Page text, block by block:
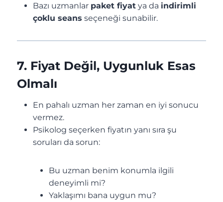
Bazı uzmanlar paket fiyat ya da indirimli
çoklu seans seçeneği sunabilir.
7. Fiyat Değil, Uygunluk Esas
Olmalı
En pahalı uzman her zaman en iyi sonucu
vermez.
Psikolog seçerken fiyatın yanı sıra şu
soruları da sorun:
Bu uzman benim konumla ilgili
deneyimli mi?
Yaklaşımı bana uygun mu?